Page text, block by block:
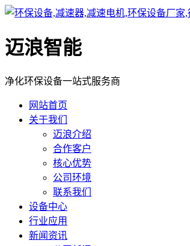
迈浪智能
净化环保设备一站式服务商
网站首页
关于我们
迈浪介绍
合作客户
核心优势
公司环境
联系我们
设备中心
行业应用
新闻资讯